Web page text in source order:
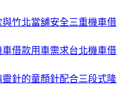
竹北當舖安全三重機車借
借款用車需求台北機車借
針的童顏針配合三段式隆